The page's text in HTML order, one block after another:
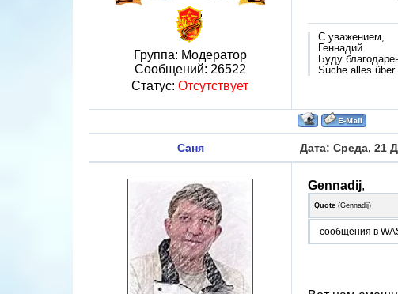
Группа: Модератор
Сообщений: 26522
Статус: Отсутствует
С уважением,
Геннадий
Буду
Suche alles über
Саня Дата: Среда, 21
Gennadij,
Quote (Gennadij)
сообщения в